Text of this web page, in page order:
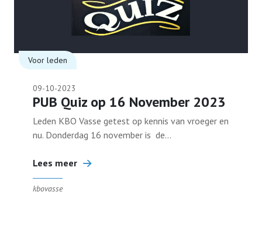
Voor leden
09-10-2023
PUB Quiz op 16 November 2023
Leden KBO Vasse getest op kennis van vroeger en
nu. Donderdag 16 november is de...
Lees meer
kbovasse